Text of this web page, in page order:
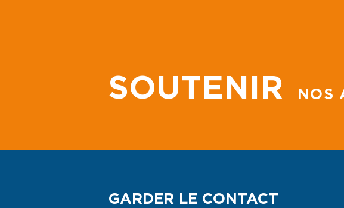
SOUTENIR NOS
GARDER LE CONTACT